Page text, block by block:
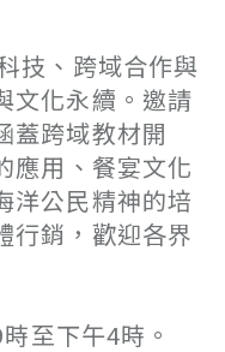
技、跨域合作與
文化永續。邀請
蓋跨域教材開
應用、餐宴文化
洋公民精神的培
行銷，歡迎各界
至下午4時。